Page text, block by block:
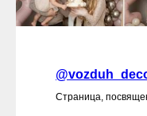
Страница,